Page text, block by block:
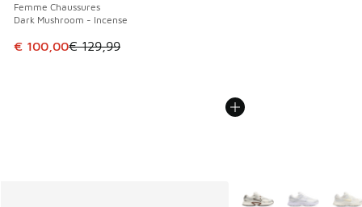
Femme Chaussures
Dark Mushroom - Incense
Cet article est en promotion. Prix en baisse de € 129,99 à
€ 100,00€ 129,99
Plus de couleurs